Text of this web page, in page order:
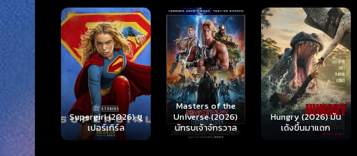
(2026) ซู
Masters of the
Universe (2026)
นักรบเจ้าจักรวาล
Hungry (2026) มัน
เด้งขึ้นมาแดก
Ready or Not 2:
Here I Come
(2026) เกมพร้อม
ตาย 2